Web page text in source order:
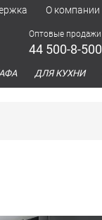
О компании
Оптовые продажи
44 500-8-500
ДЛЯ КУХНИ